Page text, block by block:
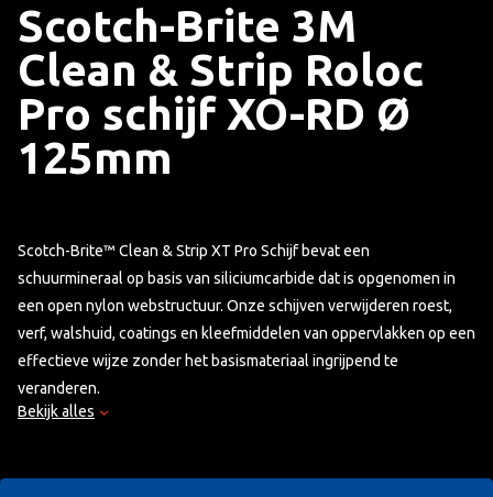
Scotch-Brite 3M
Clean & Strip Roloc
Pro schijf XO-RD Ø
125mm
Scotch-Brite™ Clean & Strip XT Pro Schijf bevat een
schuurmineraal op basis van siliciumcarbide dat is opgenomen in
een open nylon webstructuur. Onze schijven verwijderen roest,
verf, walshuid, coatings en kleefmiddelen van oppervlakken op een
effectieve wijze zonder het basismateriaal ingrijpend te
veranderen.
Bekijk alles